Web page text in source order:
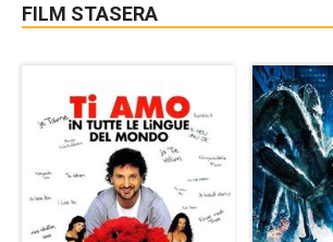
FILM STASERA